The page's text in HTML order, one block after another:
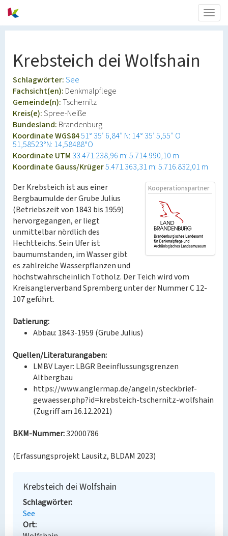
Krebsteich dei Wolfshain
Schlagwörter:See
Fachsicht(en): Denkmalpflege
Gemeinde(n):Tschernitz
Kreis(e):Spree-Neiße
Bundesland: Brandenburg
Koordinate WGS8451° 35′ 6,84″ N: 14° 35′ 5,55″ O
51,58523°N: 14,58488°O
Koordinate UTM 33.471.238,96 m: 5.714.990,10 m
Koordinate Gauss/Krüger5.471.363,31 m: 5.716.832,01 m
Kooperationspartner
Der Krebsteich ist aus einer
Bergbaumulde der Grube Julius
(Betriebszeit von 1843 bis 1959)
hervorgegangen, er liegt
unmittelbar nördlich des
Hechtteichs. Sein Ufer ist
baumumstanden, im Wasser gibt
es zahlreiche Wasserpflanzen und
höchstwahrscheinlich Totholz. Der Teich wird vom
Kreisanglerverband Spremberg unter der Nummer C 12-
107 geführt.
Datierung:
Abbau: 1843-1959 (Grube Julius)
Quellen/Literaturangaben:
LMBV Layer: LBGR Beeinflussungsgrenzen
Altbergbau
https://www.anglermap.de/angeln/steckbrief-
gewaesser.php?id=krebsteich-tschernitz-wolfshain
(Zugriff am 16.12.2021)
BKM-Nummer:32000786
(Erfassungsprojekt Lausitz, BLDAM 2023)
Krebsteich dei Wolfshain
Schlagwörter
See
Ort